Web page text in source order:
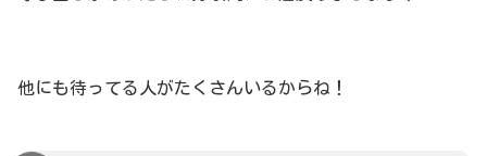
他にも待ってる人がたくさんいるからね！